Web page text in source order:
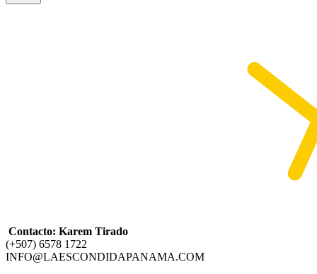
Contacto: Karem Tirado
(+507) 6578 1722
INFO@LAESCONDIDAPANAMA.COM